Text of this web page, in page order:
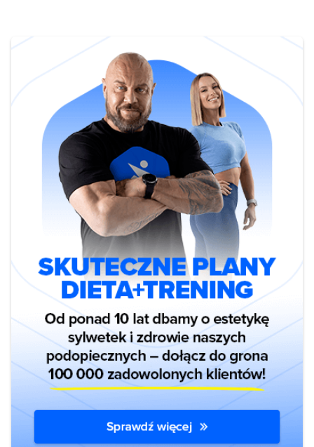
Strength Training in Men and Women 5.
http://www.ncbi.nlm.nih.gov/pubmed/22002517 J Strength Cond
Res. 2012 Aug;26(8):2293-307. doi:
10.1519/JSC.0b013e31823a3e2d. Concurrent training: a meta-
analysis examining interference of aerobic and resistance
exercises. 6.
http://www.sciencedirect.com/science/article/pii/S076515971500146X
7. http://suppversity.blogspot.com/2015/10/cardio-after-weights-
doing-endurance.html 8. http://www.bodybuilding.com/fun/golden-
age-legends-part-1-q-a-with-golden-age-greats.html